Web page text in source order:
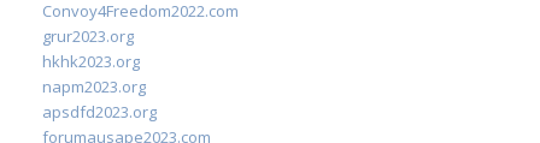
Convoy4Freedom2022.com
grur2023.org
hkhk2023.org
napm2023.org
apsdfd2023.org
forumausape2023.com